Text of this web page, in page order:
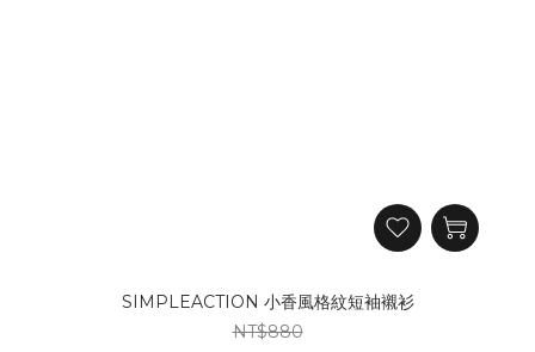
SIMPLEACTION 小香風格紋短袖襯衫
NT$880